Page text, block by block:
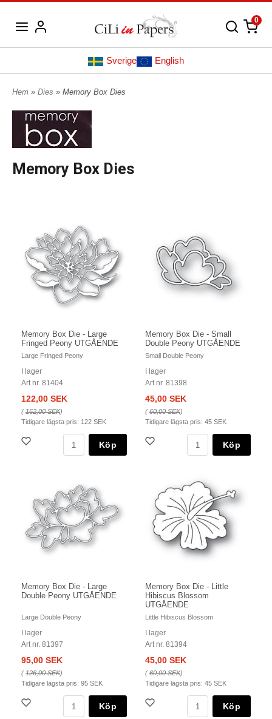
0
Sverige English
Hem » Dies » Memory Box Dies
Memory Box Dies
Memory Box Die - Large
Fringed Peony UTGÅENDE
Large Fringed Peony
I lager
Art nr. 81404
122,00 SEK
(162,00 SEK)
Tidigare lägsta pris: 122 SEK
Köp
Memory Box Die - Small
Double Peony UTGÅENDE
Small Double Peony
I lager
Art nr. 81398
45,00 SEK
(60,00 SEK)
Tidigare lägsta pris: 45 SEK
Köp
Memory Box Die - Large
Double Peony UTGÅENDE
Large Double Peony
I lager
Art nr. 81397
95,00 SEK
(126,00 SEK)
Tidigare lägsta pris: 95 SEK
Köp
Memory Box Die - Little
Hibiscus Blossom
UTGÅENDE
Little Hibiscus Blossom
I lager
Art nr. 81394
45,00 SEK
(60,00 SEK)
Tidigare lägsta pris: 45 SEK
Köp